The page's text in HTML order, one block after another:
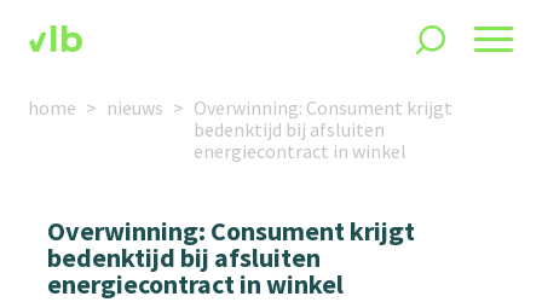
home nieuws
Overwinning: Consument krijgt
bedenktijd bij afsluiten
energiecontract in winkel
Overwinning: Consument krijgt
bedenktijd bij afsluiten
energiecontract in winkel